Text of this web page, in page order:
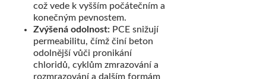
což vede k vyšším počátečním a
konečným pevnostem.
Zvýšená odolnost: PCE snižují
permeabilitu, čímž činí beton
odolnější vůči pronikání
chloridů, cyklům zmrazování a
rozmrazování a dalším formám